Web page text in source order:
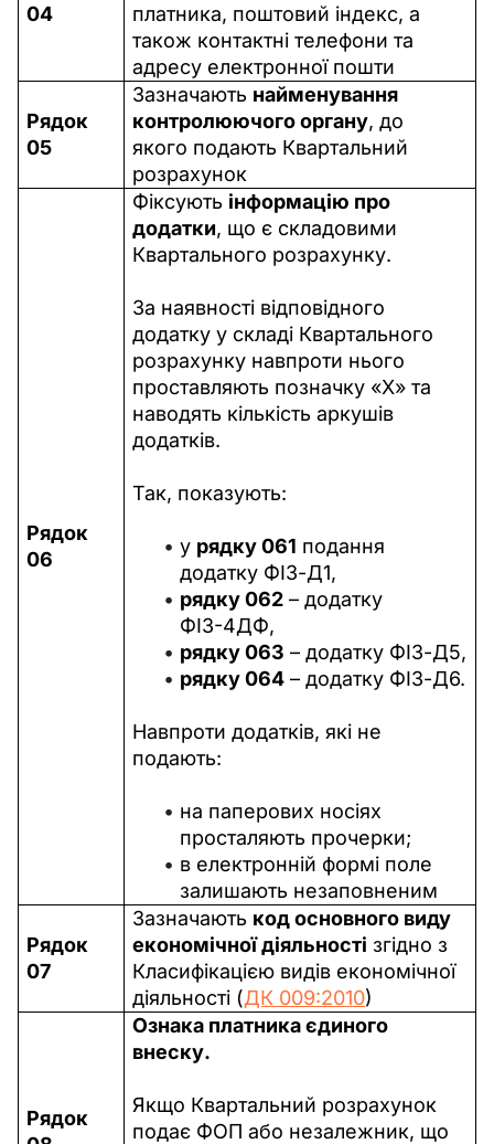
04
платника, поштовий індекс, а
також контактні телефони та
адресу електронної пошти
Рядок
05
Зазначають найменування
контролюючого органу, до
якого подають Квартальний
розрахунок
Рядок
06
Фіксують інформацію про
додатки, що є складовими
Квартального розрахунку.
За наявності відповідного
додатку у складі Квартального
розрахунку навпроти нього
проставляють позначку «X» та
наводять кількість аркушів
додатків.
Так, показують:
у рядку 061 подання
додатку ФІЗ-Д1,
рядку 062 – додатку
ФІЗ-4ДФ,
рядку 063 – додатку ФІЗ-Д5,
рядку 064 – додатку ФІЗ-Д6.
Навпроти додатків, які не
подають:
на паперових носіях
просталяють прочерки;
в електронній формі поле
залишають незаповненим
Рядок
07
Зазначають код основного виду
економічної діяльності згідно з
Класифікацією видів економічної
діяльності (ДК 009:2010)
Рядок
Ознака платника єдиного
внеску.
Якщо Квартальний розрахунок
подає ФОП або незалежник, що